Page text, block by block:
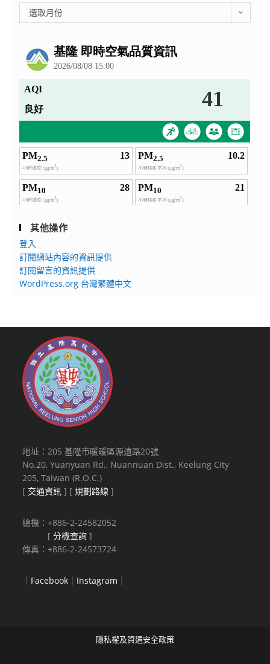
整
選取月份
其他操作
登入
訂閱網站內容的資訊提供
訂閱留言的資訊提供
WordPress.org 台灣繁體中文
地址：205 基隆市暖暖區源遠路20號
No.20, Yuanyuan Rd., Nuannuan Dist., Keelung City
205, Taiwan (R.O.C.)
[ 交通資訊 ] [規劃路線 ]
總機：+886-2-24582052
[分機查詢 ]
傳真：+886-2-24573724
｜ Facebook ｜ Instagram ｜
隱私權及資通安全政策